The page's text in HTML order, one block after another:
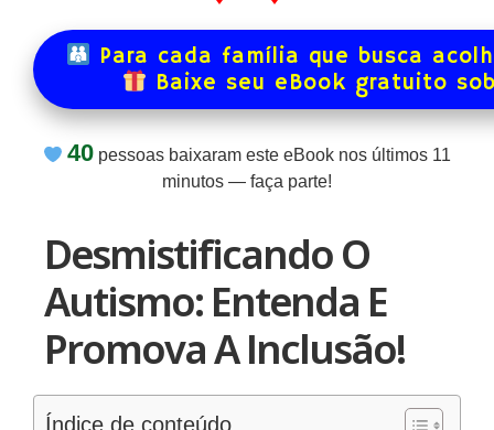
Para cada família que busca
Baixe seu eBook gratuito
40pessoas baixaram este eBook nos últimos 11
minutos — faça parte!
Desmistificando O
Autismo: Entenda E
Promova A Inclusão!
Índice de conteúdo